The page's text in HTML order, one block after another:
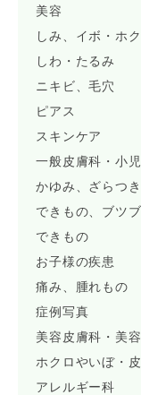
美容
しみ、イボ・ホ
しわ・たるみ
ニキビ、毛穴
ピアス
スキンケア
一般皮膚科・小
かゆみ、ざらつき
できもの、ブツ
できもの
お子様の疾患
痛み、腫れもの
症例写真
美容皮膚科・美
ホクロやいぼ・
アレルギー科